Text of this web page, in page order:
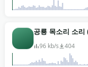
공룡 목소리 소
96 kb/s 404